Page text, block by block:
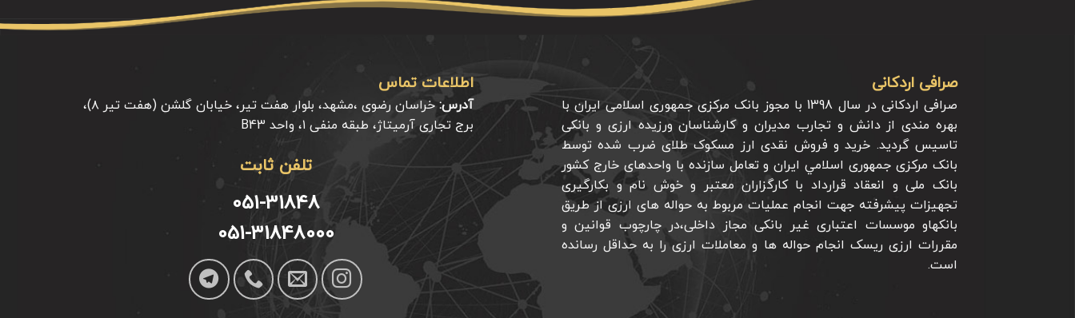
صرافی اردکانی
صرافی اردکانی در سال 1398 با مجوز بانک مرکزی جمهوری اسلامی ایران با
بهره مندی از دانش و تجارب مدیران و کارشناسان ورزیده ارزی و بانکی
تاسیس گردید. خرید و فروش نقدی ارز مسکوک طلای ضرب شده توسط
بانک مرکزی جمهوری اسلامي ايران و تعامل سازنده با واحدهای خارج کشور
بانک ملی و انعقاد قرارداد با کارگزاران معتبر و خوش نام و بکارگیری
تجهیزات پیشرفته جهت انجام عملیات مربوط به حواله های ارزی از طریق
بانکهاو موسسات اعتباری غیر بانکی مجاز داخلی،در چارچوب قوانین و
مقررات ارزی ریسک انجام حواله ها و معاملات ارزی را به حداقل رسانده
است.
اطلاعات تماس
آدرس:
خراسان رضوی ،مشهد، بلوار هفت تیر، خیابان گلشن (هفت تیر ۸)،
برج تجاری آرمیتاژ، طبقه منفی ۱، واحد B43
تلفن ثابت
051-31848
051-31848000